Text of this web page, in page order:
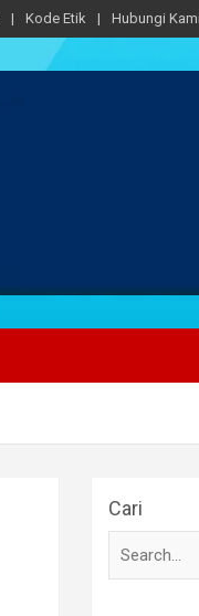
Kode Etik Hubungi Kami
Cari